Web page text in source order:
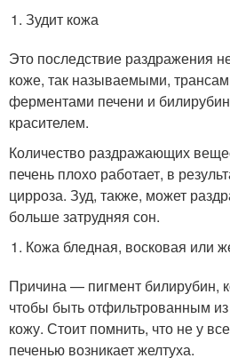
Зудит кожа
Это последствие раздражения
коже, так называемыми,
ферментами печени и
красителем.
Количество раздражающих
печень плохо работает, в
цирроза. Зуд, также, может
больше затрудняя сон.
Кожа бледная, восковая или
Причина — пигмент билирубин,
чтобы быть отфильтрованным из
кожу. Стоит помнить, что не у
печенью возникает желтуха.